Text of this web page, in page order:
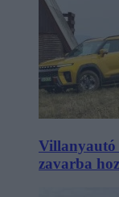
Villanyautó
zavarba